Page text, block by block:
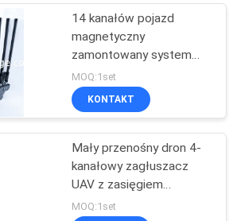
14 kanałów pojazd
magnetyczny
zamontowany system
obrony antydronowej
zasilany przez AC 220V
DC 24V FPV
zwiększonych środków
bezpieczeństwa
MOQ:1set
KONTAKT
Mały przenośny dron 4-
kanałowy zagłuszacz
UAV z zasięgiem
zagłuszania 50-500
MOQ:1set